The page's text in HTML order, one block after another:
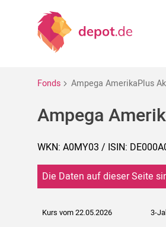
Fonds Ampega AmerikaPlus
Ampega
WKN: A0MY03 / ISIN:
Die Daten auf dieser Seite
Kurs vom 22.05.2026 3-